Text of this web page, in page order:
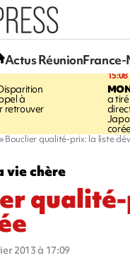
Actus RéunionFrance-
à
retrouver
15:08
a
Bouclier qualité-prix: la liste
vie chère
2013 à 17:09